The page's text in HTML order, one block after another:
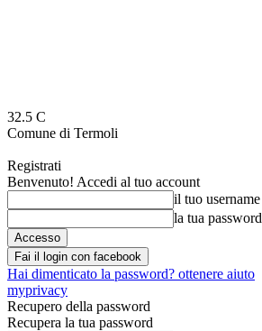
32.5 C
Comune di Termoli
Registrati
Benvenuto! Accedi al tuo account
il tuo username
la tua password
Fai il login con facebook
Hai dimenticato la password? ottenere aiuto
myprivacy
Recupero della password
Recupera la tua password